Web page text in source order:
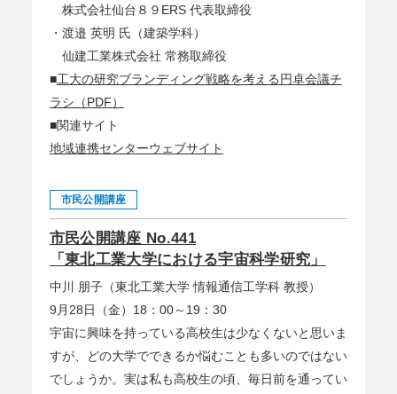
株式会社仙台８９ERS 代表取締役
・渡邉 英明 氏（建築学科）
仙建工業株式会社 常務取締役
■工大の研究ブランディング戦略を考える円卓会議チ
ラシ（PDF）
■関連サイト
地域連携センターウェブサイト
市民公開講座
市民公開講座 No.441
「東北工業大学における宇宙科学研究」
中川 朋子（東北工業大学 情報通信工学科 教授）
9月28日（金）18：00～19：30
宇宙に興味を持っている高校生は少なくないと思いま
すが、どの大学でできるか悩むことも多いのではない
でしょうか。実は私も高校生の頃、毎日前を通ってい